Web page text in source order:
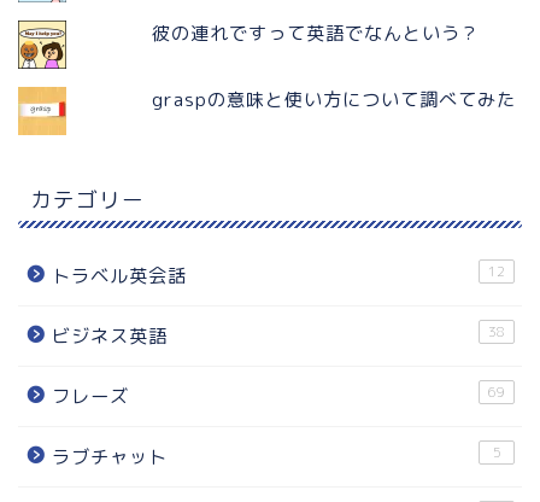
彼の連れですって英語でなんという？
graspの意味と使い方について調べてみた
カテゴリー
トラベル英会話 12
ビジネス英語 38
フレーズ 69
ラブチャット 5